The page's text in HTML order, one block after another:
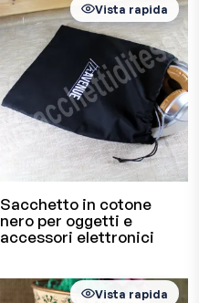
Sacchetto in cotone
nero per oggetti e
accessori elettronici
Vista rapida
Vista rapida